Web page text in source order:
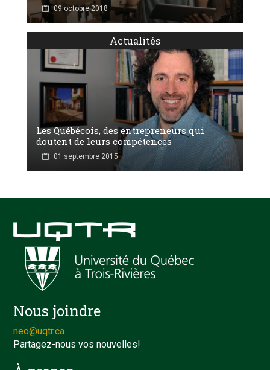
09 octobre 2018
Actualités
Les Québécois, des entrepreneurs qui
doutent de leurs compétences
01 septembre 2015
Nous joindre
neo@uqtr.ca
Partagez-nous vos nouvelles!